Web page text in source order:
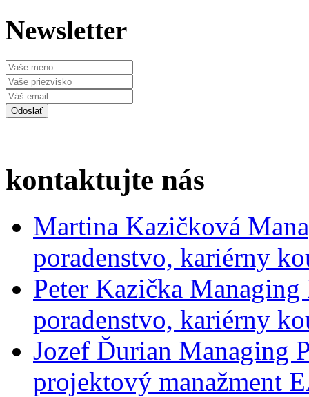
Newsletter
kontaktujte nás
Martina Kazičková
poradenstvo, kariérny
Peter Kazička
poradenstvo, kariérny
Jozef Ďurian Managing
projektový manažment